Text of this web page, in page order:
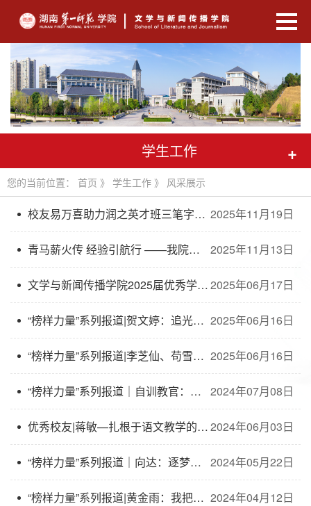
学生工作 +
您的当前位置： 首页 》 学生工作 》 风采展示
2025年11月19日
校友易万喜助力润之英才班三笔字提升
2025年11月13日
青马薪火传 经验引航行 ——我院邀请优秀校友为青马学员作专题分享
2025年06月17日
文学与新闻传播学院2025届优秀学生风采
2025年06月16日
“榜样力量”系列报道|贺文婷：追光而遇，沐光而行
2025年06月16日
“榜样力量”系列报道|李芝仙、苟雪莲：行远自迩,笃行不怠
2024年07月08日
“榜样力量”系列报道｜自训教官：百炼成钢，初心不渝
2024年06月03日
优秀校友|蒋敏—扎根于语文教学的“追梦人”
2024年05月22日
“榜样力量”系列报道｜向达：逐梦光影间，漫步创新途
2024年04月12日
“榜样力量”系列报道|黄金雨：我把幸福送给大家